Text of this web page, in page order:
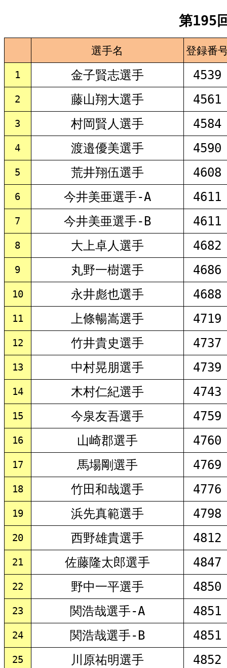
第195
選手名 登録番
1 金子賢志選手 4539
2 藤山翔大選手 4561
3 村岡賢人選手 4584
4 渡邉優美選手 4590
5 荒井翔伍選手 4608
6 今井美亜選手-A 4611
7 今井美亜選手-B 4611
8 大上卓人選手 4682
9 丸野一樹選手 4686
10 永井彪也選手 4688
11 上條暢嵩選手 4719
12 竹井貴史選手 4737
13 中村晃朋選手 4739
14 木村仁紀選手 4743
15 今泉友吾選手 4759
16 山崎郡選手 4760
17 馬場剛選手 4769
18 竹田和哉選手 4776
19 浜先真範選手 4798
20 西野雄貴選手 4812
21 佐藤隆太郎選手 4847
22 野中一平選手 4850
23 関浩哉選手-A 4851
24 関浩哉選手-B 4851
25 川原祐明選手 4852